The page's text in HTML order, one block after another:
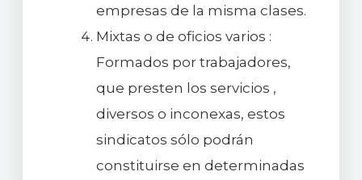
empresas de la misma clases.
Mixtas o de oficios varios :
Formados por trabajadores,
que presten los servicios ,
diversos o inconexas, estos
sindicatos sólo podrán
constituirse en determinadas